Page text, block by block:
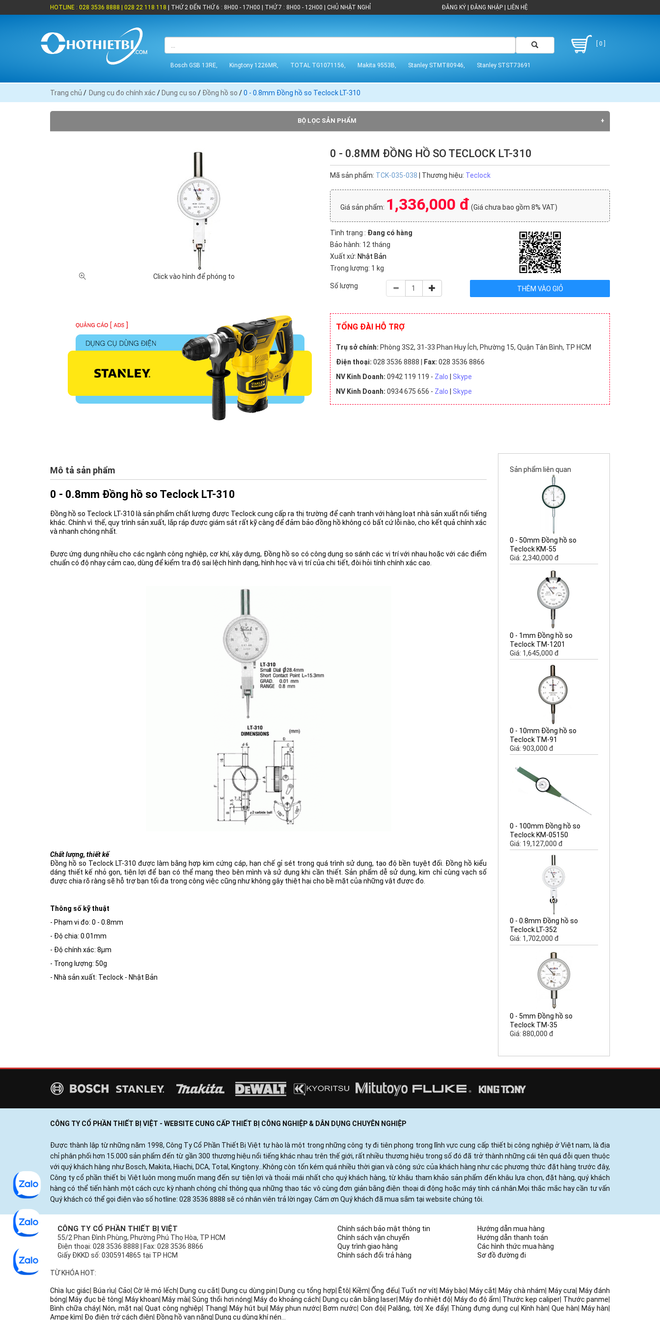
HOTLINE : 028 3536 8888 | 028 22 118 118 | THỨ 2 ĐẾN THỨ 6 : 8H00 - 17H00 | THỨ 7 : 8H00 - 12H00 | CHỦ NHẬT NGHỈ ĐĂNG KÝ ĐĂNG NHẬP LIÊN HỆ
Bosch GSB 13RE, Kingtony 1226MR, TOTAL TG1071156, Makita 9553B, Stanley STMT80946, Stanley STST73691
[ 0 ]
Trang chủ / Dụng cụ đo chính xác / Dụng cụ so / Đồng hồ so /0 - 0.8mm Đồng hồ so Teclock LT-310
BỘ LỌC SẢN PHẨM
Sata (1) Starret (11)
Nhật Bản (66) Trung Quốc (3) Đài Loan (2) Thụy Sĩ (10)
500,000 - 1 triệu VNĐ (15) 1 triệu - 2 triệu VNĐ (27)
5 triệu - 10 triệu VNĐ (19)
Chưa có giá (13)
Click vào hình để phóng to
0 - 0.8MM ĐỒNG HỒ SO TECLOCK LT-310
Mã sản phẩm: TCK-035-038 | Thương hiệu: Teclock
Giá sản phẩm: 1,336,000 đ (Giá chưa bao gồm 8% VAT)
Tình trạng : Đang có hàng
Bảo hành: 12 tháng
Xuất xứ: Nhật Bản
Trọng lượng: 1 kg
Số lượng
TỔNG ĐÀI HỖ TRỢ
Trụ sở chính: Phòng 3S2, 31-33 Phan Huy Ích, Phường 15, Quận Tân Bình, TP HCM
Điện thoại: 028 3536 8888 | Fax: 028 3536 8866
NV Kinh Doanh: 0942 119 119 - Zalo
Skype
NV Kinh Doanh: 0934 675 656 - Zalo Skype
Mô tả sản phẩm
0 - 0.8mm Đồng hồ so Teclock LT-310
Đồng hồ so Teclock LT-310 là sản phẩm chất lượng được Teclock cung cấp ra thị trường để cạnh tranh với hàng loạt nhà sản xuất nổi tiếng
khác. Chính vì thế, quy trình sản xuất, lắp ráp được giám sát rất kỹ càng để đảm bảo đồng hồ không có bất cứ lỗi nào, cho kết quả chính xác
và nhanh chóng nhất.
Được ứng dụng nhiều cho các ngành công nghiệp, cơ khí, xây dựng, Đồng hồ so có công dụng so sánh các vị trí với nhau hoặc với các điểm
chuẩn có độ nhạy cảm cao, dùng để kiểm tra độ sai lệch hình dạng, hình học và vị trí của chi tiết, đòi hỏi tính chính xác cao.
Chất lượng, thiết kế
Đồng hồ so Teclock LT-310 được làm bằng hợp kim cứng cáp, hạn chế gỉ sét trong quá trình sử dụng, tạo độ bền tuyệt đối. Đồng hồ kiểu
dáng thiết kế nhỏ gọn, tiện lợi để bạn có thể mang theo bên mình và sử dụng khi cần thiết. Sản phẩm dễ sử dụng, kim chỉ cùng vạch số
được chia rõ ràng sẽ hỗ trợ bạn tối đa trong công việc cũng như không gây thiệt hại cho bề mặt của những vật được đo.
Thông số kỹ thuật
- Phạm vi đo: 0 - 0.8mm
- Độ chia: 0.01mm
- Độ chính xác: 8µm
- Trọng lượng: 50g
- Nhà sản xuất: Teclock - Nhật Bản
Sản phẩm liên quan
0 - 50mm Đồng hồ so
Teclock KM-55
Giá: 2,340,000 đ
0 - 1mm Đồng hồ so
Teclock TM-1201
Giá: 1,645,000 đ
0 - 10mm Đồng hồ so
Teclock TM-91
Giá: 903,000 đ
0 - 100mm Đồng hồ so
Teclock KM-05150
Giá: 19,127,000 đ
0 - 0.8mm Đồng hồ so
Teclock LT-352
Giá: 1,702,000 đ
0 - 5mm Đồng hồ so
Teclock TM-35
Giá: 880,000 đ
CÔNG TY CỔ PHẦN THIẾT BỊ VIỆT - WEBSITE CUNG CẤP THIẾT BỊ CÔNG NGHIỆP & DÂN DỤNG CHUYÊN NGHIỆP
Được thành lập từ những năm 1998, Công Ty Cổ Phần Thiết Bị Việt tự hào là một trong những công ty đi tiên phong trong lĩnh vực cung cấp thiết bị công nghiệp ở Việt nam, là địa
chỉ phân phối hơn 15.000 sản phẩm đến từ gần 300 thương hiệu nổi tiếng khác nhau trên thế giới, rất nhiều thương hiệu trong số đó đã trở thành những cái tên quá đỗi quen thuộc
với quý khách hàng như Bosch, Makita, Hiachi, DCA, Total, Kingtony...Không còn tốn kém quá nhiều thời gian và công sức của khách hàng như các phương thức đặt hàng trước đây,
Công ty cổ phần thiết bị Việt luôn mong muốn mang đến sự tiện lợi và thoải mái nhất cho quý khách hàng, từ khâu tham khảo sản phẩm đến khâu lựa chọn, đặt hàng, quý khách
hàng có thể tiến hành một cách cực kỳ nhanh chóng chỉ thông qua những thao tác vô cùng đơn giản bằng điện thoại di động hoặc máy tính cá nhân.Mọi thắc mắc hay cần tư vấn
Quý khách có thể gọi điện vào số hotline: 028 3536 8888 sẽ có nhân viên trả lời ngay. Cám ơn Quý khách đã mua sắm tại website chúng tôi.
CÔNG TY CỔ PHẦN THIẾT BỊ VIỆT
55/2 Phan Đình Phùng, Phường Phú Thọ Hòa, TP HCM
Điện thoại: 028 3536 8888 | Fax: 028 3536 8866
Giấy ĐKKD số: 0305914865 tại TP HCM
Chính sách bảo mật thông tin
Chính sách vận chuyển
Quy trình giao hàng
Chính sách đổi trả hàng
Hướng dẫn mua hàng
Hướng dẫn thanh toán
Các hình thức mua hàng
Sơ đồ đường đi
TỪ KHÓA HOT:
Chìa lục giác| Búa rìu| Cảo|Cờ lê mỏ lếch|Dụng cụ cắt| Dụng cụ dùng pin|Dụng cụ tổng hợp|Êtô| Kiềm|Ống đếu| Tuốt nơ vít| Máy bào| Máy cắt| Máy chà nhám| Máy cưa| Máy đánh
bóng|Máy đục bê tông| Máy khoan|Máy mài| Súng thổi hơi nóng|Máy đo khoảng cách| Dụng cụ cân bằng laser|Máy đo nhiệt độ| Máy đo độ ẩm| Thước kẹp caliper| Thước panme|
Bình chữa cháy| Nón, mặt nạ| Quạt công nghiệp| Thang| Máy hút bụi| Máy phun nước| Bơm nước| Con đội| Palăng, tời| Xe đẩy| Thùng đựng dụng cụ| Kính hàn| Que hàn| Máy hàn|
Ampe kìm| Đo điện trở cách điện| Đồng hồ vạn năng| Dụng cụ dùng khí nén